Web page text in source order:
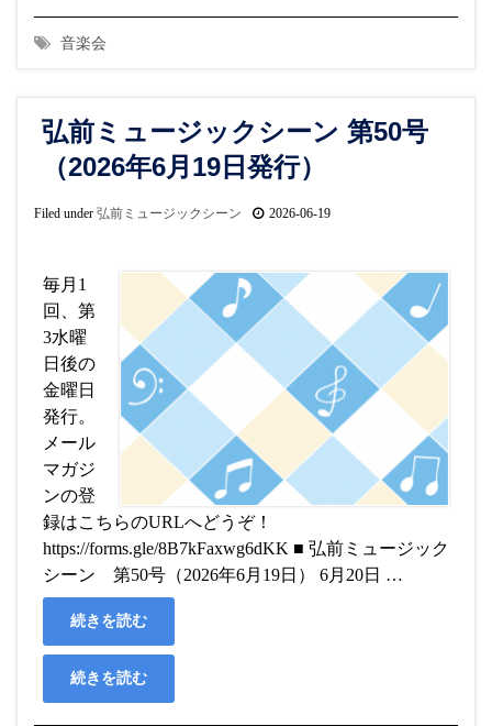
音楽会
弘前ミュージックシーン 第50号
（2026年6月19日発行）
Filed under 弘前ミュージックシーン 2026-06-19
毎月1
回、第
3水曜
日後の
金曜日
発行。
メール
マガジ
ンの登
録はこちらのURLへどうぞ！
https://forms.gle/8B7kFaxwg6dKK ■ 弘前ミュージック
シーン 第50号（2026年6月19日） 6月20日 …
続きを読む
続きを読む